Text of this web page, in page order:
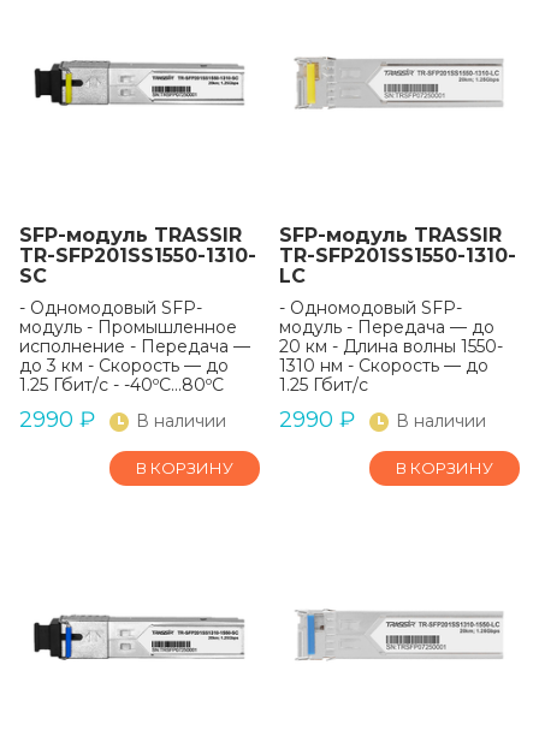
SFP-модуль TRASSIR
TR-SFP201SS1550-1310-
SC
- Одномодовый SFP-
модуль - Промышленное
исполнение - Передача —
до 3 км - Скорость — до
1.25 Гбит/с - -40ºС...80ºС
2990 ₽ В наличии
В КОРЗИНУ
SFP-модуль TRASSIR
TR-SFP201SS1550-1310-
LC
- Одномодовый SFP-
модуль - Передача — до
20 км - Длина волны 1550-
1310 нм - Скорость — до
1.25 Гбит/с
2990 ₽ В наличии
В КОРЗИНУ